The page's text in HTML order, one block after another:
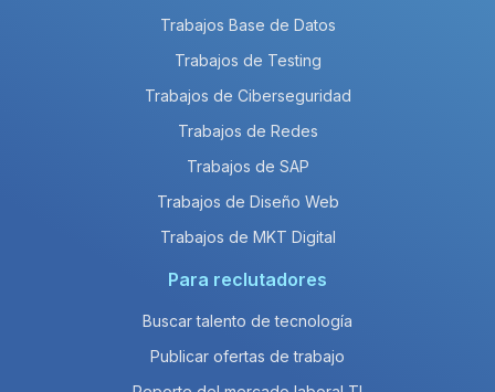
Trabajos Base de Datos
Trabajos de Testing
Trabajos de Ciberseguridad
Trabajos de Redes
Trabajos de SAP
Trabajos de Diseño Web
Trabajos de MKT Digital
Para reclutadores
Buscar talento de tecnología
Publicar ofertas de trabajo